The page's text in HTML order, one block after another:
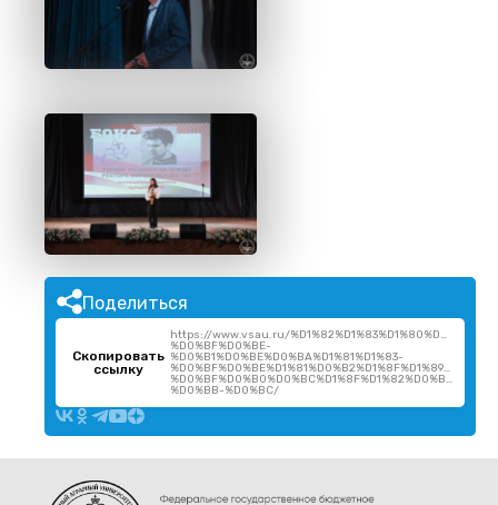
Поделиться
Скопировать
ссылку
https://www.vsau.ru/
%D0%BF%D0%BE-
%D0%B1%D0%BE%D0%BA%D1%81%D1%83-
%D0%BF%D0%B0%D0%BC%D1%8F%D1%82%D0%B8-
%D0%BB-%D0%BC/